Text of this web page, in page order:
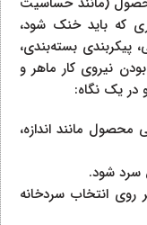
که باید خنک شود،
بسته‌بندی،
نیروی کار ماهر و
در یک نگاه:
مانند اندازه،
سرد شود.
انتخاب سردخانه